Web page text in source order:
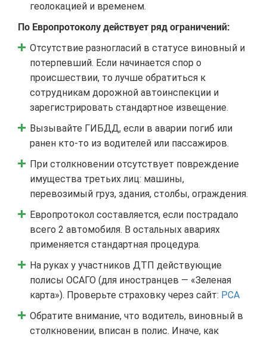
геолокацией и временем.
По Европротоколу действует ряд ограничений:
Отсутствие разногласий в статусе виновный и
потерпевший. Если начинается спор о
происшествии, то лучше обратиться к
сотрудникам дорожной автоинспекции и
зарегистрировать стандартное извещение.
Вызывайте ГИБДД, если в аварии погиб или
ранен кто-то из водителей или пассажиров.
При столкновении отсутствует повреждение
имущества третьих лиц: машины,
перевозимый груз, здания, столбы, ограждения.
Европротокол составляется, если пострадало
всего 2 автомобиля. В остальных авариях
применяется стандартная процедура.
На руках у участников ДТП действующие
полисы ОСАГО (для иностранцев — «Зеленая
карта»). Проверьте страховку через сайт: РСА
Обратите внимание, что водитель, виновный в
столкновении, вписан в полис. Иначе, как